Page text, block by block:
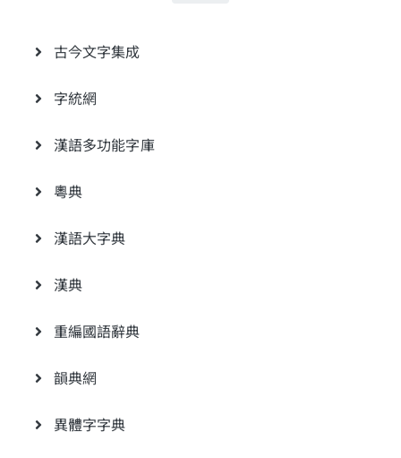
古今文字集成
字統網
漢語多功能字庫
粵典
漢語大字典
漢典
重編國語辭典
韻典網
異體字字典